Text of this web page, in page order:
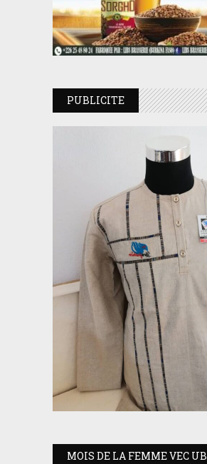
PUBLICITE
MOIS DE LA FEMME VEC